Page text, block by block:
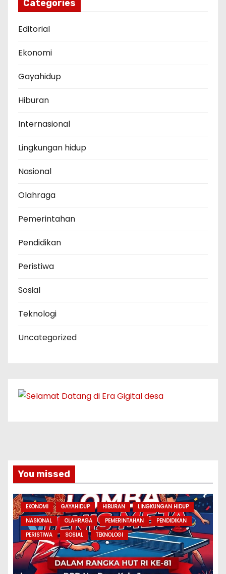
Categories
Editorial
Ekonomi
Gayahidup
Hiburan
Internasional
Lingkungan hidup
Nasional
Olahraga
Pemerintahan
Pendidikan
Peristiwa
Sosial
Teknologi
Uncategorized
You missed
EKONOMI GAYAHIDUP HIBURAN
LINGKUNGAN HIDUP
NASIONAL
OLAHRAGA PEMERINTAHAN
PENDIDIKAN
PERISTIWA
SOSIAL TEKNOLOGI